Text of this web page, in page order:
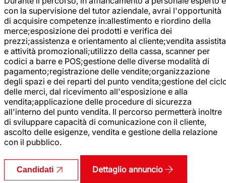
con la supervisione del tutor aziendale, avrai l'opportunità
di acquisire competenze in:allestimento e riordino della
merce;esposizione dei prodotti e verifica dei
prezzi;assistenza e orientamento al cliente;vendita assistita
e attività promozionali;utilizzo della cassa, scanner per
codici a barre e POS;gestione delle diverse modalità di
pagamento;registrazione delle vendite;organizzazione
degli spazi e dei reparti del punto vendita;gestione del
delle merci, dal ricevimento all'esposizione e alla
vendita;applicazione delle procedure di sicurezza
all'interno del punto vendita. Il percorso permetterà inoltre
di sviluppare capacità di comunicazione con il cliente,
ascolto delle esigenze, vendita e gestione della relazione
con il pubblico.
Candidati Dettaglio annuncio